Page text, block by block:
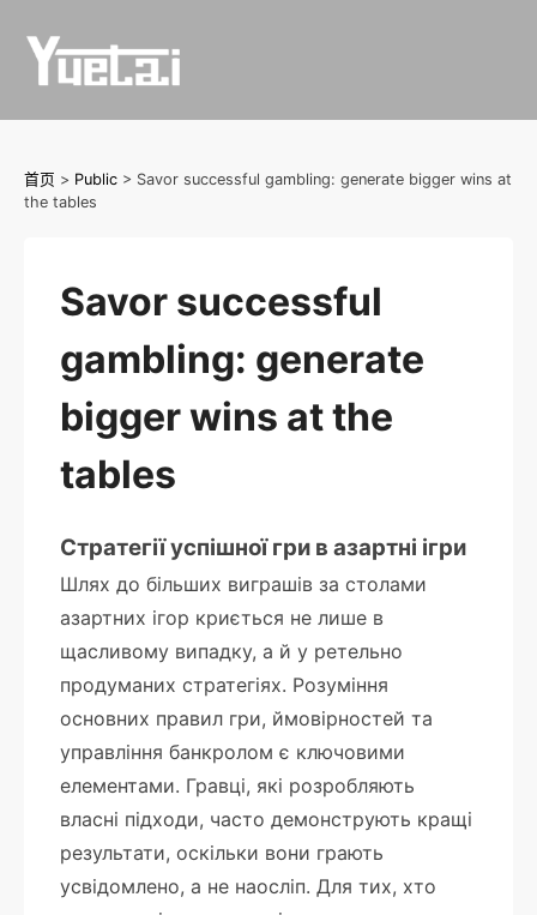
首页 > Public > Savor successful gambling: generate bigger wins at
the tables
Savor successful
gambling: generate
bigger wins at the
tables
Стратегії успішної гри в азартні ігри
Шлях до більших виграшів за столами
азартних ігор криється не лише в
щасливому випадку, а й у ретельно
продуманих стратегіях. Розуміння
основних правил гри, ймовірностей та
управління банкролом є ключовими
елементами. Гравці, які розробляють
власні підходи, часто демонструють кращі
результати, оскільки вони грають
усвідомлено, а не наосліп. Для тих, хто